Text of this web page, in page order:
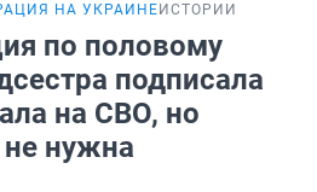
НА УКРАИНЕ ИСТОРИИ
по половому
подписала
на СВО, но
не нужна